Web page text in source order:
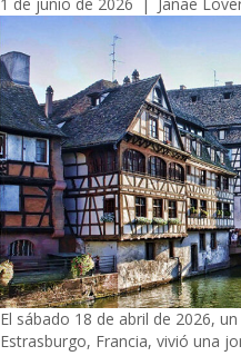
1 de junio de 2026 | Janae
El sábado 18 de abril de 2026,
Estrasburgo, Francia, vivió una